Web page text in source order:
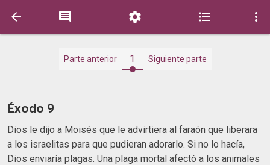
    
Parte anterior 1 Siguiente parte
Éxodo 9
Dios le dijo a Moisés que le advirtiera al faraón que liberara
a los israelitas para que pudieran adorarlo. Si no lo hacía,
Dios enviaría plagas. Una plaga mortal afectó a los animales